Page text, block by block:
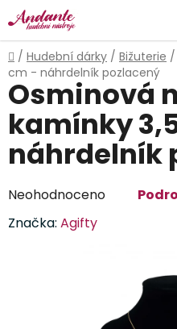
Přejít
na
obsah
Domů
/ Hudební dárky / Bižuterie /
cm - náhrdelník pozlacený
Osminová
kamínky
náhrdelník
Průměrné
produktu
Neohodnoceno
Značka: Agifty